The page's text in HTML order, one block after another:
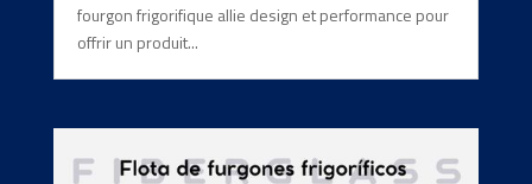
fourgon frigorifique allie design et performance pour
offrir un produit...